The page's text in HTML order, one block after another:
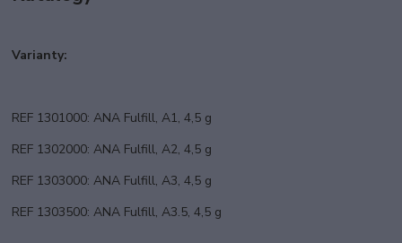
Varianty:
REF 1301000: ANA Fulfill, A1, 4,5 g
REF 1302000: ANA Fulfill, A2, 4,5 g
REF 1303000: ANA Fulfill, A3, 4,5 g
REF 1303500: ANA Fulfill, A3.5, 4,5 g